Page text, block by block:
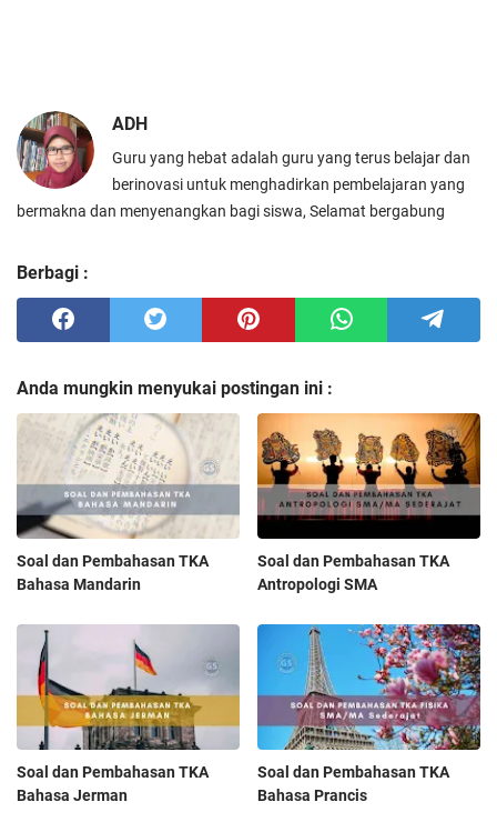
ADH
Guru yang hebat adalah guru yang terus belajar dan
berinovasi untuk menghadirkan pembelajaran yang
bermakna dan menyenangkan bagi siswa, Selamat bergabung
Berbagi :
Anda mungkin menyukai postingan ini :
Soal dan Pembahasan TKA
Bahasa Mandarin
Soal dan Pembahasan TKA
Antropologi SMA
Soal dan Pembahasan TKA
Bahasa Jerman
Soal dan Pembahasan TKA
Bahasa Prancis